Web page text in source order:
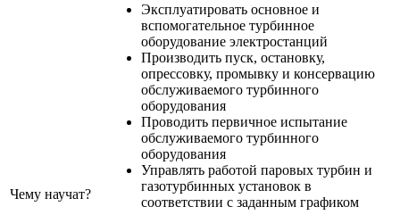
Чему научат?
Эксплуатировать основное и
вспомогательное турбинное
оборудование электростанций
Производить пуск, остановку,
опрессовку, промывку и консервацию
обслуживаемого турбинного
оборудования
Проводить первичное испытание
обслуживаемого турбинного
оборудования
Управлять работой паровых турбин и
газотурбинных установок в
соответствии с заданным графиком